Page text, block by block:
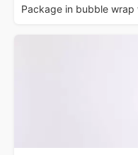
Package in bubble